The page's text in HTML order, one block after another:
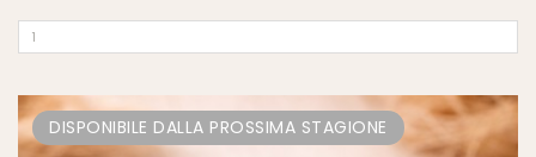
DISPONIBILE DALLA PROSSIMA STAGIONE